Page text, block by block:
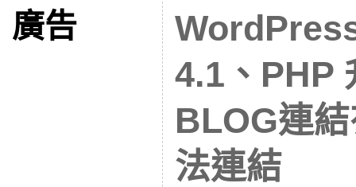
廣告
4.1、PHP
BLOG連
法連結